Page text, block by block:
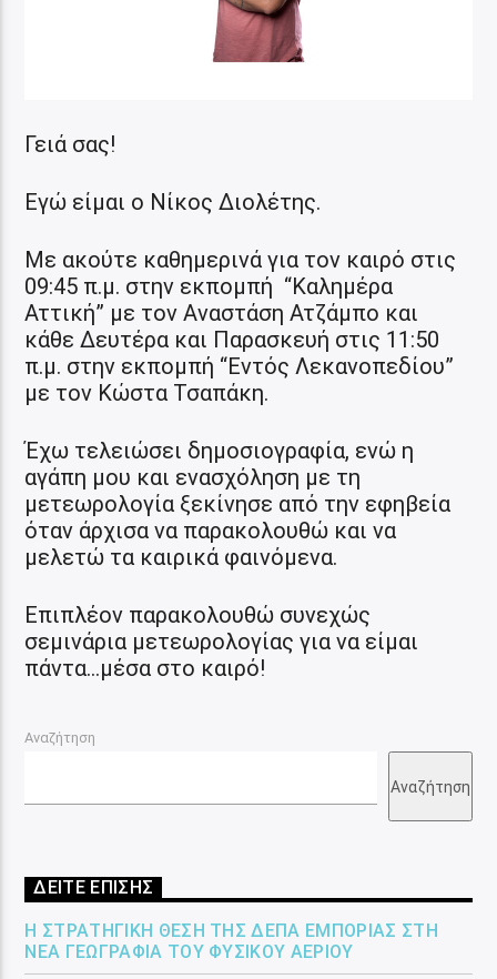
Γειά σας!
Εγώ είμαι ο Νίκος Διολέτης.
Με ακούτε καθημερινά για τον καιρό στις
09:45 π.μ. στην εκπομπή “Καλημέρα
Αττική” με τον Αναστάση Ατζάμπο και
κάθε Δευτέρα και Παρασκευή στις 11:50
π.μ. στην εκπομπή “Εντός Λεκανοπεδίου”
με τον Κώστα Τσαπάκη.
Έχω τελειώσει δημοσιογραφία, ενώ η
αγάπη μου και ενασχόληση με τη
μετεωρολογία ξεκίνησε από την εφηβεία
όταν άρχισα να παρακολουθώ και να
μελετώ τα καιρικά φαινόμενα.
Επιπλέον παρακολουθώ συνεχώς
σεμινάρια μετεωρολογίας για να είμαι
πάντα…μέσα στο καιρό!
Αναζήτηση
Αναζήτηση
ΔΕΙΤΕ ΕΠΙΣΗΣ
Η ΣΤΡΑΤΗΓΙΚΉ ΘΈΣΗ ΤΗΣ ΔΕΠΑ ΕΜΠΟΡΊΑΣ ΣΤΗ
ΝΈΑ ΓΕΩΓΡΑΦΊΑ ΤΟΥ ΦΥΣΙΚΟΎ ΑΕΡΊΟΥ